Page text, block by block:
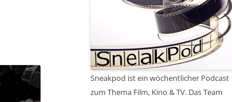
Sneakpod ist ein wöchentlicher Podcast
zum Thema Film, Kino & TV. Das Team